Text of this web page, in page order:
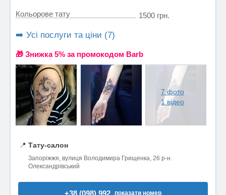
Кольорове тату 1500 грн.
➡️ Усі послуги та ціни (7)
🎁 Знижка 5% за промокодом Barb
7 фото
1 відео
📍 Тату-салон
Запоріжжя, вулиця Володимира Грищенка, 26 р-н.
Олександрівський
+38 (098) 992.. показати номер